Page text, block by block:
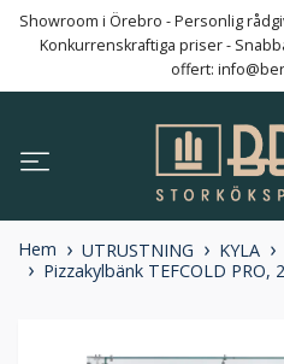
Showroom i Örebro - Personlig
Konkurrenskraftiga priser -
offert:
Hem UTRUSTNING KYLA
Pizzakylbänk TEFCOLD PRO,